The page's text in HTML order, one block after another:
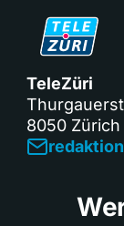
TeleZüri
8050 Zürich